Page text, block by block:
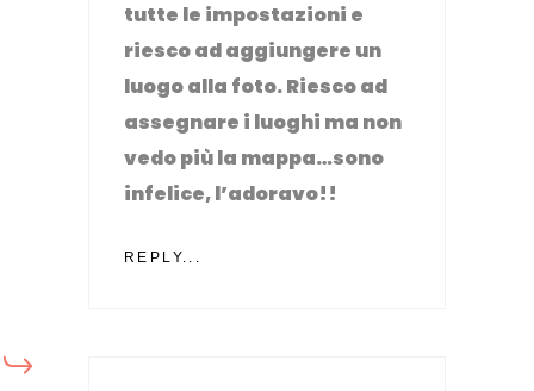
tutte le impostazioni e
riesco ad aggiungere un
luogo alla foto. Riesco ad
assegnare i luoghi ma non
vedo più la mappa…sono
infelice, l’adoravo!!
REPLY...